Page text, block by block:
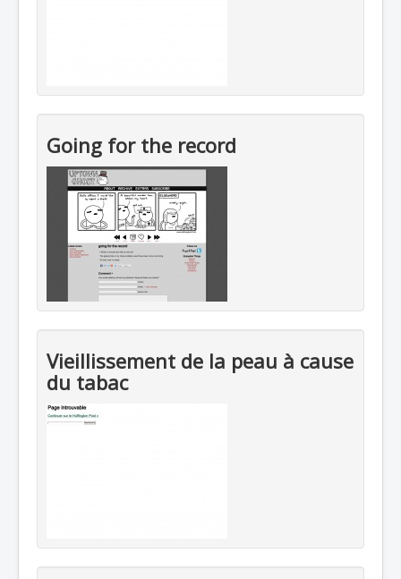
Going for the record
Vieillissement de la peau à cause
du tabac